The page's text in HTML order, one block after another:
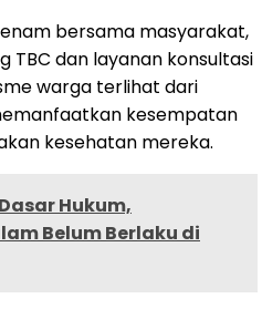
bersama masyarakat,
TBC dan layanan konsultasi
warga terlihat dari
kesempatan
kesehatan mereka.
Hukum,
Belum Berlaku di